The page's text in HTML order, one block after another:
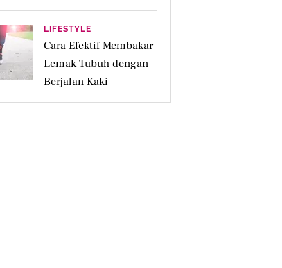
University
LIFESTYLE
Cara Efektif Membakar
Lemak Tubuh dengan
Berjalan Kaki